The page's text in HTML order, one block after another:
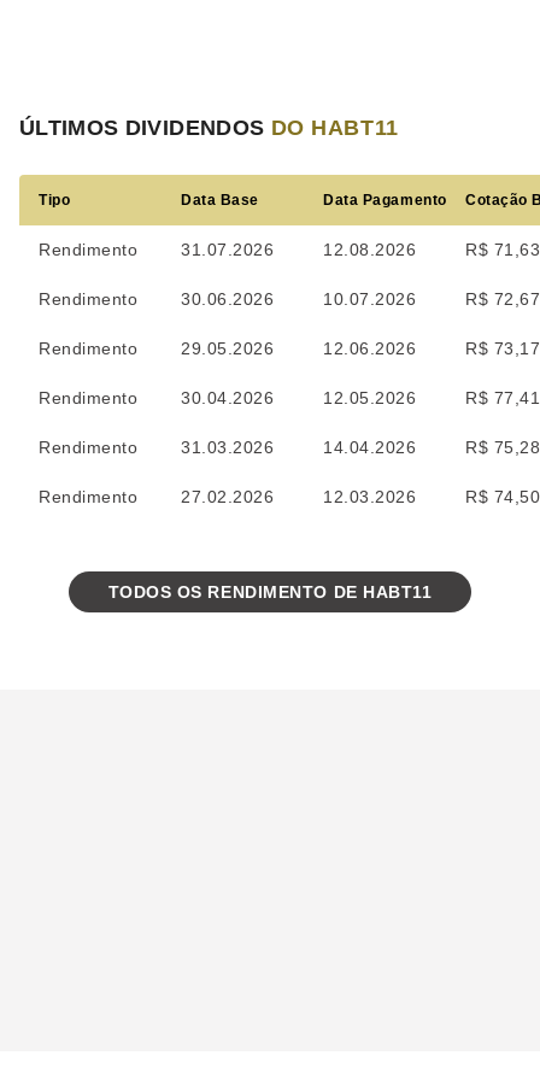
ÚLTIMOS DIVIDENDOS DO HABT11
Tipo Data Base Data Pagamento Cotação
Rendimento 31.07.2026 12.08.2026 R$ 71,63
Rendimento 30.06.2026 10.07.2026 R$ 72,67
Rendimento 29.05.2026 12.06.2026 R$ 73,17
Rendimento 30.04.2026 12.05.2026 R$ 77,41
Rendimento 31.03.2026 14.04.2026 R$ 75,28
Rendimento 27.02.2026 12.03.2026 R$ 74,50
TODOS OS RENDIMENTO DE HABT11